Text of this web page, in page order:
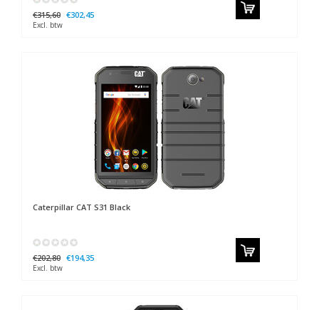
€315,60 €302,45
Excl. btw
Caterpillar CAT S31 Black
€202,80 €194,35
Excl. btw